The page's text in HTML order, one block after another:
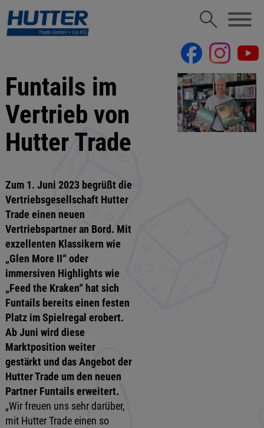
Funtails im
Vertrieb von
Hutter Trade
Zum 1. Juni 2023 begrüßt die
Vertriebsgesellschaft Hutter
Trade einen neuen
Vertriebspartner an Bord. Mit
exzellenten Klassikern wie
„Glen More II“ oder
immersiven Highlights wie
„Feed the Kraken“ hat sich
Funtails bereits einen festen
Platz im Spielregal erobert.
Ab Juni wird diese
Marktposition weiter
gestärkt und das Angebot der
Hutter Trade um den neuen
Partner Funtails erweitert.
„Wir freuen uns sehr darüber,
mit Hutter Trade einen so